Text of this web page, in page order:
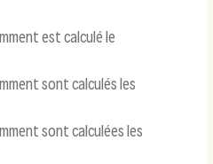
est calculé le
sont calculés les
sont calculées les